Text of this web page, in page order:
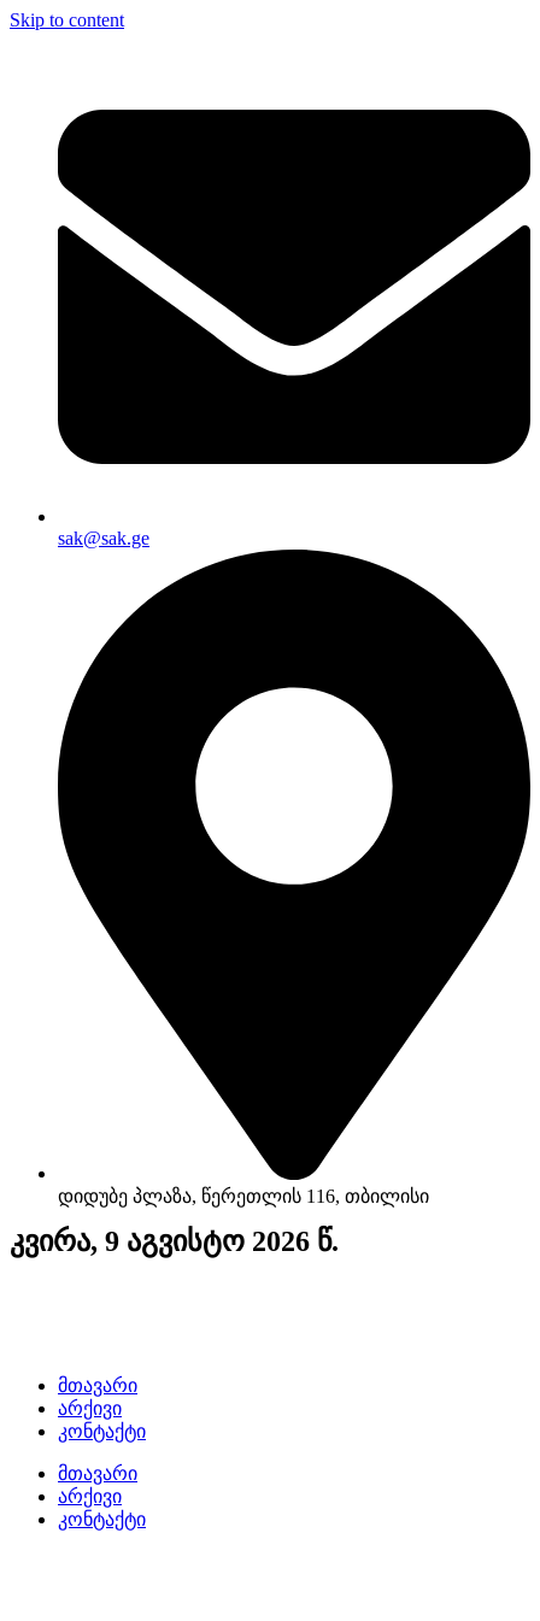
Skip to content
sak@sak.ge
დიდუბე პლაზა, წერეთლის 116, თბილისი
კვირა, 9 აგვისტო 2026 წ.
მთავარი
არქივი
კონტაქტი
მთავარი
არქივი
კონტაქტი